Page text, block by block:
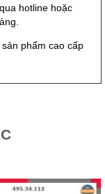
hotline hoặc
phẩm cao cấp